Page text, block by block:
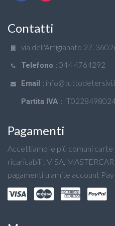
Contatti
via dell'Artigianato 27,
Telefono : 044 4764292
Email :
Partita IVA :
Pagamenti
Accettiamo le più comuni
ricaricabili : VISA,
pagamenti tramite account